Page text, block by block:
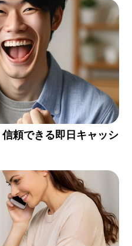
頼できる即日キャッシ